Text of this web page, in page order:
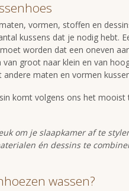
vormen, stoffen en
kussens dat je nodig hebt.
worden dat een oneven
groot naar klein en van
maten en vormen
komt volgens ons het
om je slaapkamer af te
én dessins te
wassen?